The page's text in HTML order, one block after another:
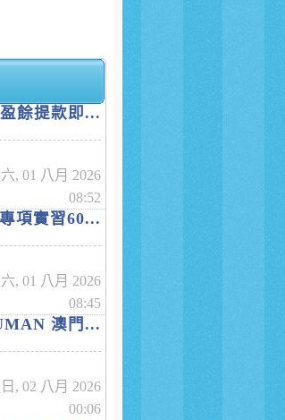
餘提款即...
, 01 八月 2026
08:52
項實習60...
, 01 八月 2026
08:45
澳門...
, 02 八月 2026
00:06